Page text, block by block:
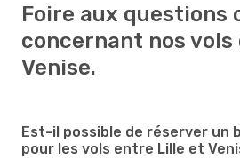
Foire aux questions
concernant nos vols
Venise.
Est-il possible de réserver un
pour les vols entre Lille et